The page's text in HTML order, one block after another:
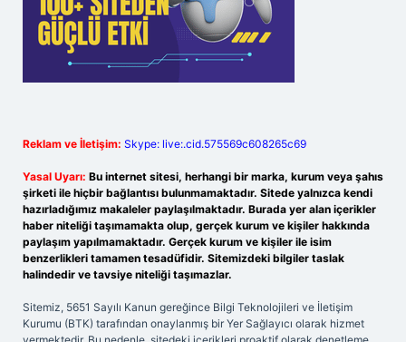
Reklam ve İletişim: Skype: live:.cid.575569c608265c69
Yasal Uyarı: Bu internet sitesi, herhangi bir marka, kurum veya şahıs
şirketi ile hiçbir bağlantısı bulunmamaktadır. Sitede yalnızca kendi
hazırladığımız makaleler paylaşılmaktadır. Burada yer alan içerikler
haber niteliği taşımamakta olup, gerçek kurum ve kişiler hakkında
paylaşım yapılmamaktadır. Gerçek kurum ve kişiler ile isim
benzerlikleri tamamen tesadüfidir. Sitemizdeki bilgiler taslak
halindedir ve tavsiye niteliği taşımazlar.
Sitemiz, 5651 Sayılı Kanun gereğince Bilgi Teknolojileri ve İletişim
Kurumu (BTK) tarafından onaylanmış bir Yer Sağlayıcı olarak hizmet